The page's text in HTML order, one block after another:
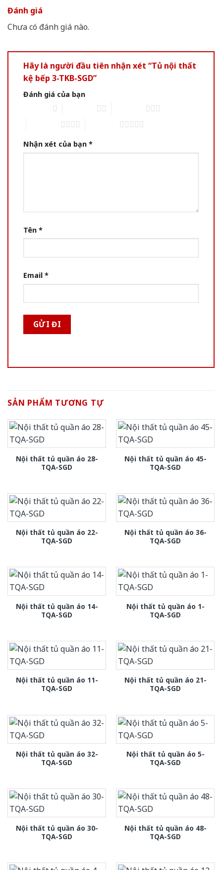
Đánh giá
Chưa có đánh giá nào.
Hãy là người đầu tiên nhận xét “Tủ nội thất
kệ bếp 3-TKB-SGD”
Đánh giá của bạn
Nhận xét của bạn *
Tên *
Email *
SẢN PHẨM TƯƠNG TỰ
Nội thất tủ quần áo 28-
TQA-SGD
Nội thất tủ quần áo 45-
TQA-SGD
Nội thất tủ quần áo 22-
TQA-SGD
Nội thất tủ quần áo 36-
TQA-SGD
Nội thất tủ quần áo 14-
TQA-SGD
Nội thất tủ quần áo 1-
TQA-SGD
Nội thất tủ quần áo 11-
TQA-SGD
Nội thất tủ quần áo 21-
TQA-SGD
Nội thất tủ quần áo 32-
TQA-SGD
Nội thất tủ quần áo 5-
TQA-SGD
Nội thất tủ quần áo 30-
TQA-SGD
Nội thất tủ quần áo 48-
TQA-SGD